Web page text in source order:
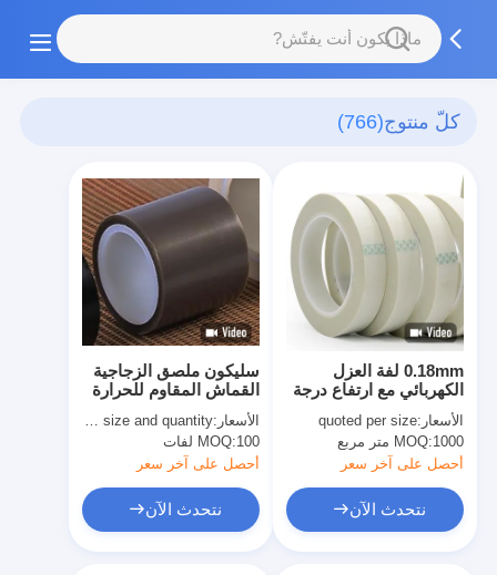
كلّ منتوج(766)
سليكون ملصق الزجاجية
القماش المقاوم للحرارة
شريط مؤقت شريط
الزجاج البني
الأسعار:quoted as per size and quantity
MOQ:100 لفات
أحصل على آخر سعر
نتحدث الآن
0.18mm لفة العزل
الكهربائي مع ارتفاع درجة
شريط قماش الألياف
الزجاجية للمشترين B2B
الأسعار:quoted per size
MOQ:1000 متر مربع
أحصل على آخر سعر
نتحدث الآن